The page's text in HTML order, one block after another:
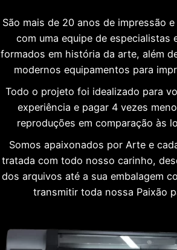
São mais de 20 anos de impressão
com uma equipe de especialistas
formados em história da arte, além
modernos equipamentos para
Todo o projeto foi idealizado para
experiência e pagar 4 vezes
reproduções em comparação às
Somos apaixonados por Arte e
tratada com todo nosso carinho,
dos arquivos até a sua embalagem
transmitir toda nossa Paixão